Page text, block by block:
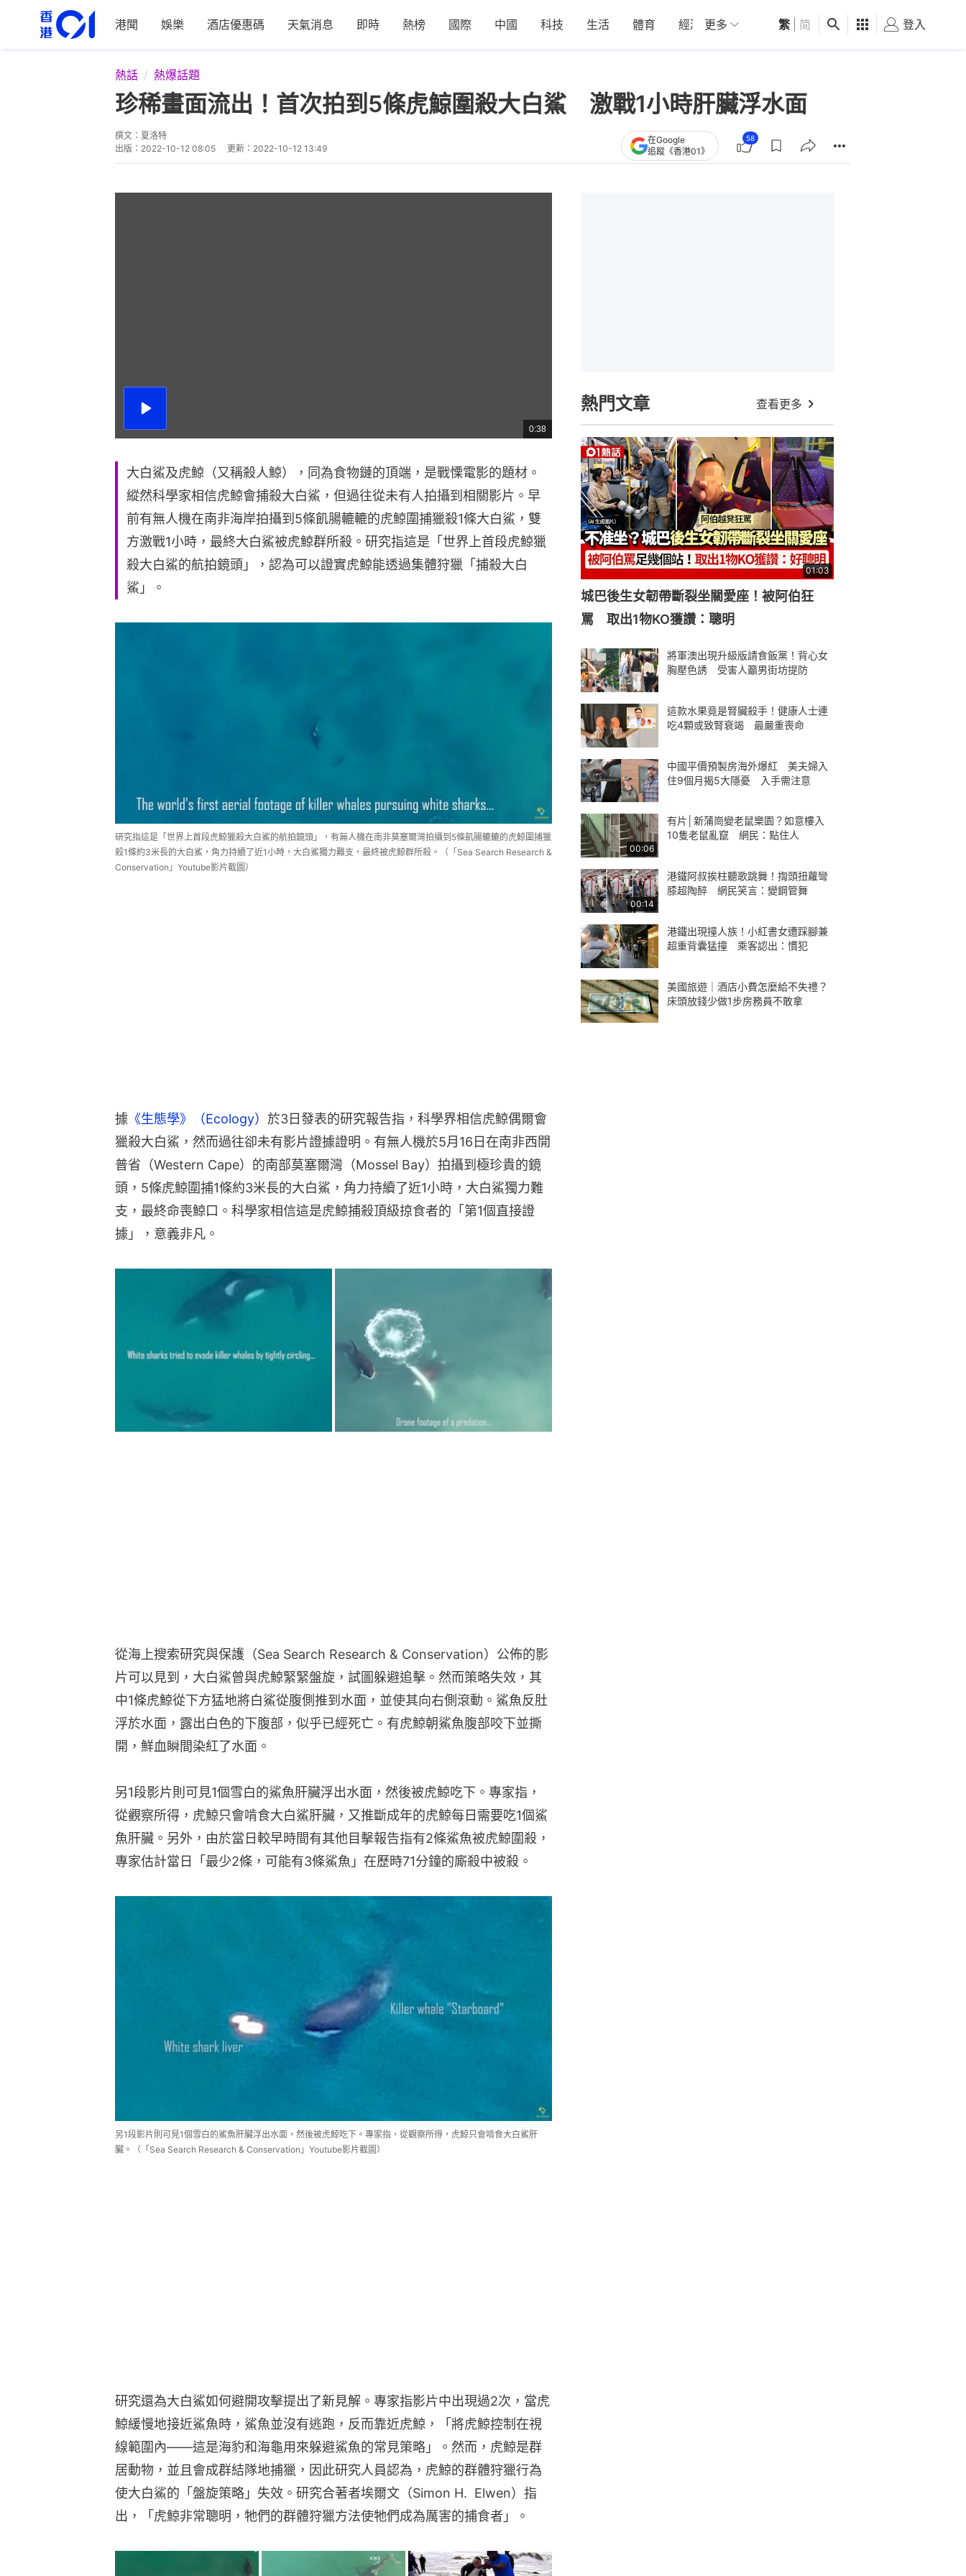
港聞 娛樂 酒店優惠碼 天氣消息 即時 熱榜 國際 中國 科技 生活 體育 經濟 01深圳 觀點 健康 好食玩飛
更多 繁 简 登入
熱話 熱爆話題
珍稀畫面流出！首次拍到5條虎鯨圍殺大白鯊 激戰1小時肝臟浮水面
撰文： 夏洛特
出版： 2022-10-12 08:05 更新： 2022-10-12 13:49
在Google
追蹤《香港01》
58
播
總
共
0:38
大白鯊及虎鯨（又稱殺人鯨），同為食物鏈的頂端，是戰慄電影的題材。
縱然科學家相信虎鯨會捕殺大白鯊，但過往從未有人拍攝到相關影片。早
前有無人機在南非海岸拍攝到5條飢腸轆轆的虎鯨圍捕獵殺1條大白鯊，雙
方激戰1小時，最終大白鯊被虎鯨群所殺。研究指這是「世界上首段虎鯨獵
殺大白鯊的航拍鏡頭」，認為可以證實虎鯨能透過集體狩獵「捕殺大白
鯊」。
研究指這是「世界上首段虎鯨獵殺大白鯊的航拍鏡頭」，有無人機在南非莫塞爾灣拍攝到5條飢腸轆轆的虎鯨圍捕獵
殺1條約3米長的大白鯊，角力持續了近1小時，大白鯊獨力難支，最終被虎鯨群所殺。（「Sea Search Research &
Conservation」Youtube影片截圖）
據 《生態學》（Ecology） 於3日發表的研究報告指，科學界相信虎鯨偶爾會
獵殺大白鯊，然而過往卻未有影片證據證明。有無人機於5月16日在南非西開
普省（Western Cape）的南部莫塞爾灣（Mossel Bay）拍攝到極珍貴的鏡
頭，5條虎鯨圍捕1條約3米長的大白鯊，角力持續了近1小時，大白鯊獨力難
支，最終命喪鯨口。科學家相信這是虎鯨捕殺頂級掠食者的「第1個直接證
據」，意義非凡。
魚肝臟。另外，由於當日較早時間有其他目擊報告指有2條鯊魚被虎鯨圍殺，
專家估計當日「最少2條，可能有3條鯊魚」在歷時71分鐘的廝殺中被殺。
臟。（「Sea Search Research & Conservation」Youtube影片截圖）
合著者、鯊魚科學家托納（Alison Towner）提出虎鯨可能透過「文化傳播」
過。」而這場獵殺行動結束後，大白鯊便從該地區消失，45日內只出現過零
熱門文章 查看更多
01:03
城巴後生女韌帶斷裂坐關愛座！被阿伯狂
罵 取出1物KO獲讚：聰明
將軍澳出現升級版請食飯黨！背心女
胸壓色誘 受害人籲男街坊提防
這款水果竟是腎臟殺手！健康人士連
吃4顆或致腎衰竭 最嚴重喪命
中國平價預製房海外爆紅 美夫婦入
住9個月揭5大隱憂 入手需注意
00:06
有片│新蒲崗變老鼠樂園？如意樓入
10隻老鼠亂竄 網民：點住人
00:14
港鐵阿叔挨柱聽歌跳舞！揈頭扭蘿彎
膝超陶醉 網民笑言：變鋼管舞
港鐵出現撞人族！小紅書女遭踩腳兼
超重背囊猛撞 乘客認出：慣犯
美國旅遊｜酒店小費怎麼給不失禮？
床頭放錢少做1步房務員不敢拿